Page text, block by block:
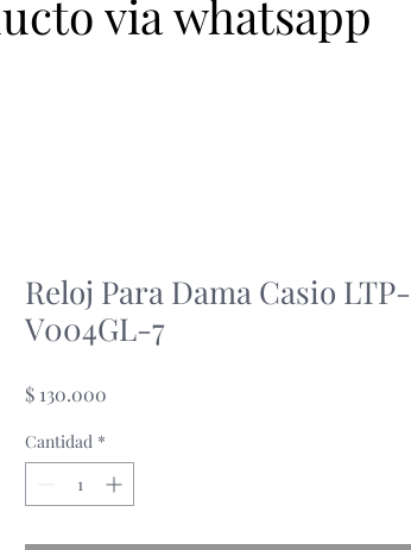
via whatsapp
Reloj Para Dama Casio LTP-
V004GL-7
$ 130.000
Cantidad *